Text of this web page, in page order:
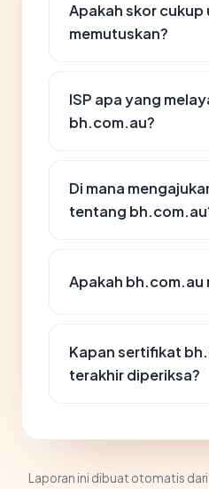
Apakah skor cukup
memutuskan?
ISP apa yang
bh.com.au?
Di mana
tentang
Apakah bh.com.au
Kapan sertifikat
terakhir diperiksa?
Laporan ini dibuat otomatis